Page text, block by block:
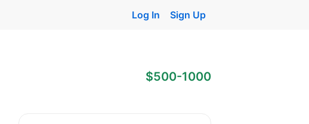
Log In Sign Up
$500-1000